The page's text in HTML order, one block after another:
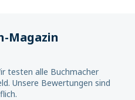
Magazin
testen alle Buchmacher
Unsere Bewertungen sind